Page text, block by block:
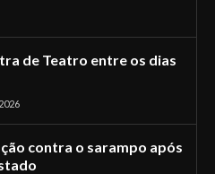
de Teatro entre os dias
contra o sarampo após